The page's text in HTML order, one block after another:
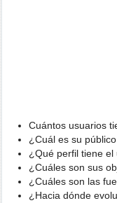
Cuántos usuarios
¿Cuál es su
¿Qué perfil tiene el
¿Cuáles son sus
¿Cuáles son las
¿Hacia dónde